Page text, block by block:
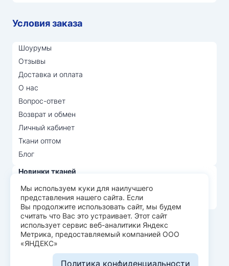
Условия заказа
Шоурумы
Отзывы
Доставка и оплата
О нас
Вопрос-ответ
Возврат и обмен
Личный кабинет
Ткани оптом
Блог
Новинки тканей
Распродажа тканей
Лидеры продаж
© Арт Текс — продажа тканей оптом, 2026
Пользовательское соглашение
Политика конфиденциальности
Мы используем куки для наилучшего
представления нашего сайта. Если
Вы продолжите использовать сайт, мы будем
считать что Вас это устраивает. Этот сайт
использует сервис веб-аналитики Яндекс
Метрика, предоставляемый компанией ООО
«ЯНДЕКС»
Политика конфиденциальности